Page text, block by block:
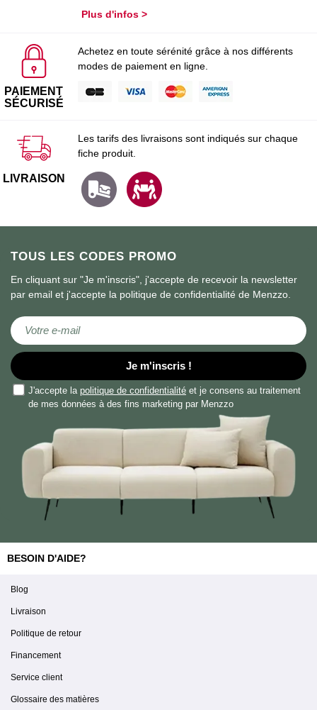
TOUS LES CODES PROMO
En cliquant sur "Je m'inscris", j'accepte de recevoir la newsletter
par email et j'accepte la politique de confidentialité de Menzzo.
Inscription à notre lettre d’information :
Je m'inscris !
J'accepte la politique de confidentialité et je consens au traitement
de mes données à des fins marketing par Menzzo
Plus d'infos >
PAIEMENT
SÉCURISÉ
Achetez en toute sérénité grâce à nos différents
modes de paiement en ligne.
LIVRAISON
Les tarifs des livraisons sont indiqués sur chaque
fiche produit.
BESOIN D'AIDE?
Blog
Livraison
Politique de retour
Financement
Service client
Glossaire des matières